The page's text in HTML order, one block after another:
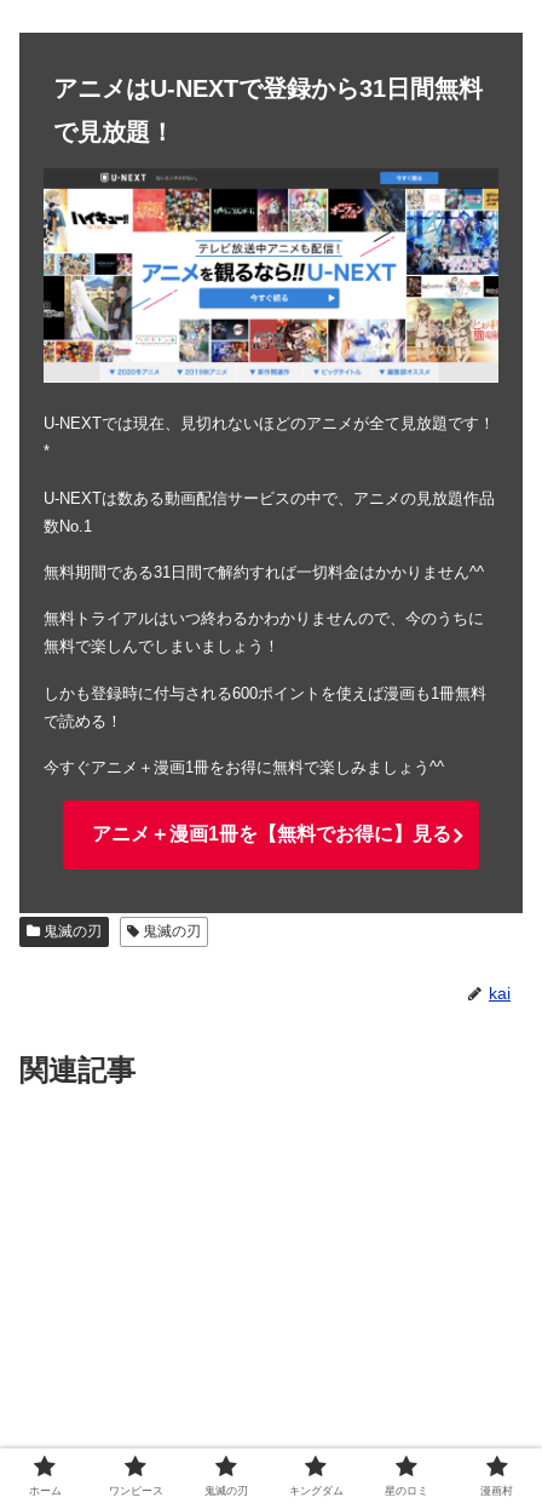
アニメはU-NEXTで登録から31日間無料
で見放題！
U-NEXTでは現在、見切れないほどのアニメが全て見放題です！
*
U-NEXTは数ある動画配信サービスの中で、アニメの見放題作品
数No.1
無料期間である31日間で解約すれば一切料金はかかりません^^
無料トライアルはいつ終わるかわかりませんので、今のうちに
無料で楽しんでしまいましょう！
しかも登録時に付与される600ポイントを使えば漫画も1冊無料
で読める！
今すぐアニメ＋漫画1冊をお得に無料で楽しみましょう^^
アニメ＋漫画1冊を【無料でお得に】見る
鬼滅の刃 鬼滅の刃
kai
関連記事
ホーム ワンピース 鬼滅の刃 キングダム 星のロミ 漫画村